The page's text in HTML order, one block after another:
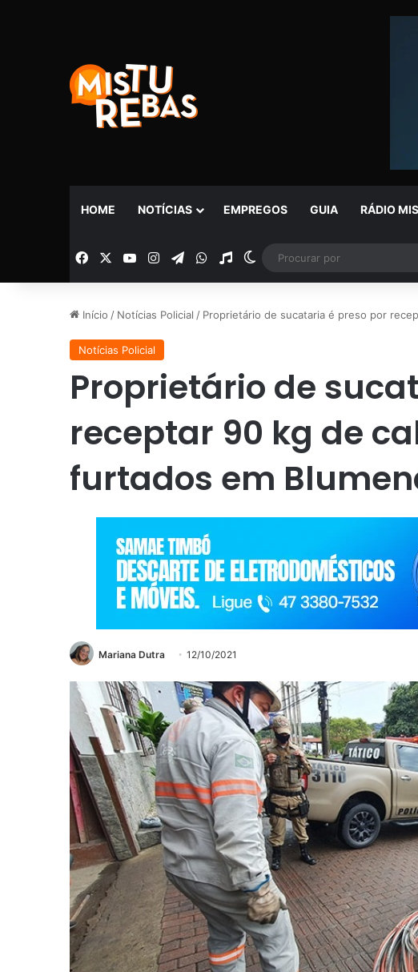
HOME NOTÍCIAS EMPREGOS GUIA RÁDIO
Facebook YouTubeInstagramTelegramWhatsApp
Rádio Switch skin
Início / Notícias Policial / Proprietário de sucataria é preso por
Notícias Policial
Proprietário de
receptar 90 kg de
furtados em
Mariana Dutra 12/10/2021